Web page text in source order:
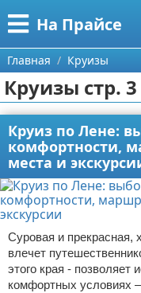
На Прайсе
Меню
Главная
Категории
Разное про
Aliexpress
Сделай онлайн
Кемпинг
Круизы
Поиск
О проекте
Контакты
Сотрудничество
Размещение
Главная Круизы
Круизы стр. 3
Круиз по Лене:
комфортности,
места и
Суровая и прекрасная,
влечет
этого края - позволяет
комфортных условиях